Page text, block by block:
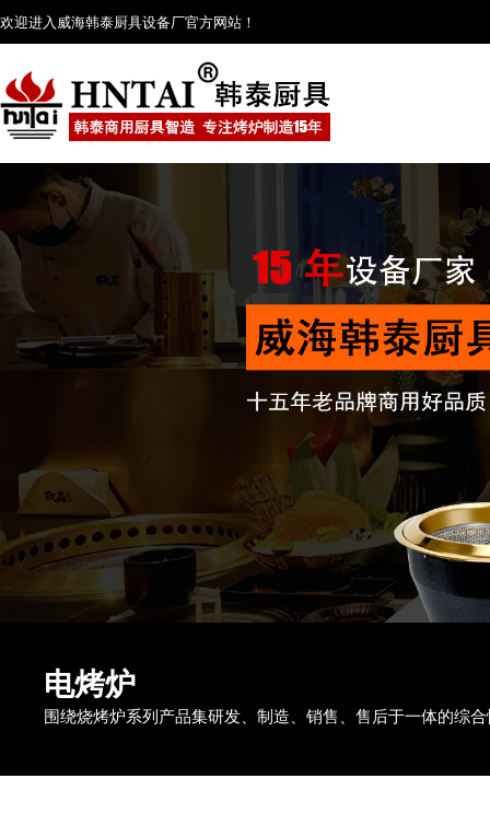
欢迎进入威海韩泰厨具设备厂官方网站！
电烤炉
围绕烧烤炉系列产品集研发、制造、销售、售后于一体的综